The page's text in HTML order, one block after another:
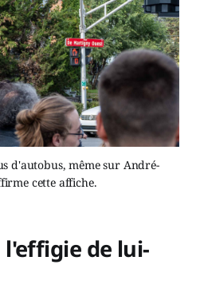
d'autobus, même sur André-
cette affiche.
de lui-